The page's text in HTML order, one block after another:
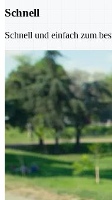
Schnell
Schnell und einfach zum